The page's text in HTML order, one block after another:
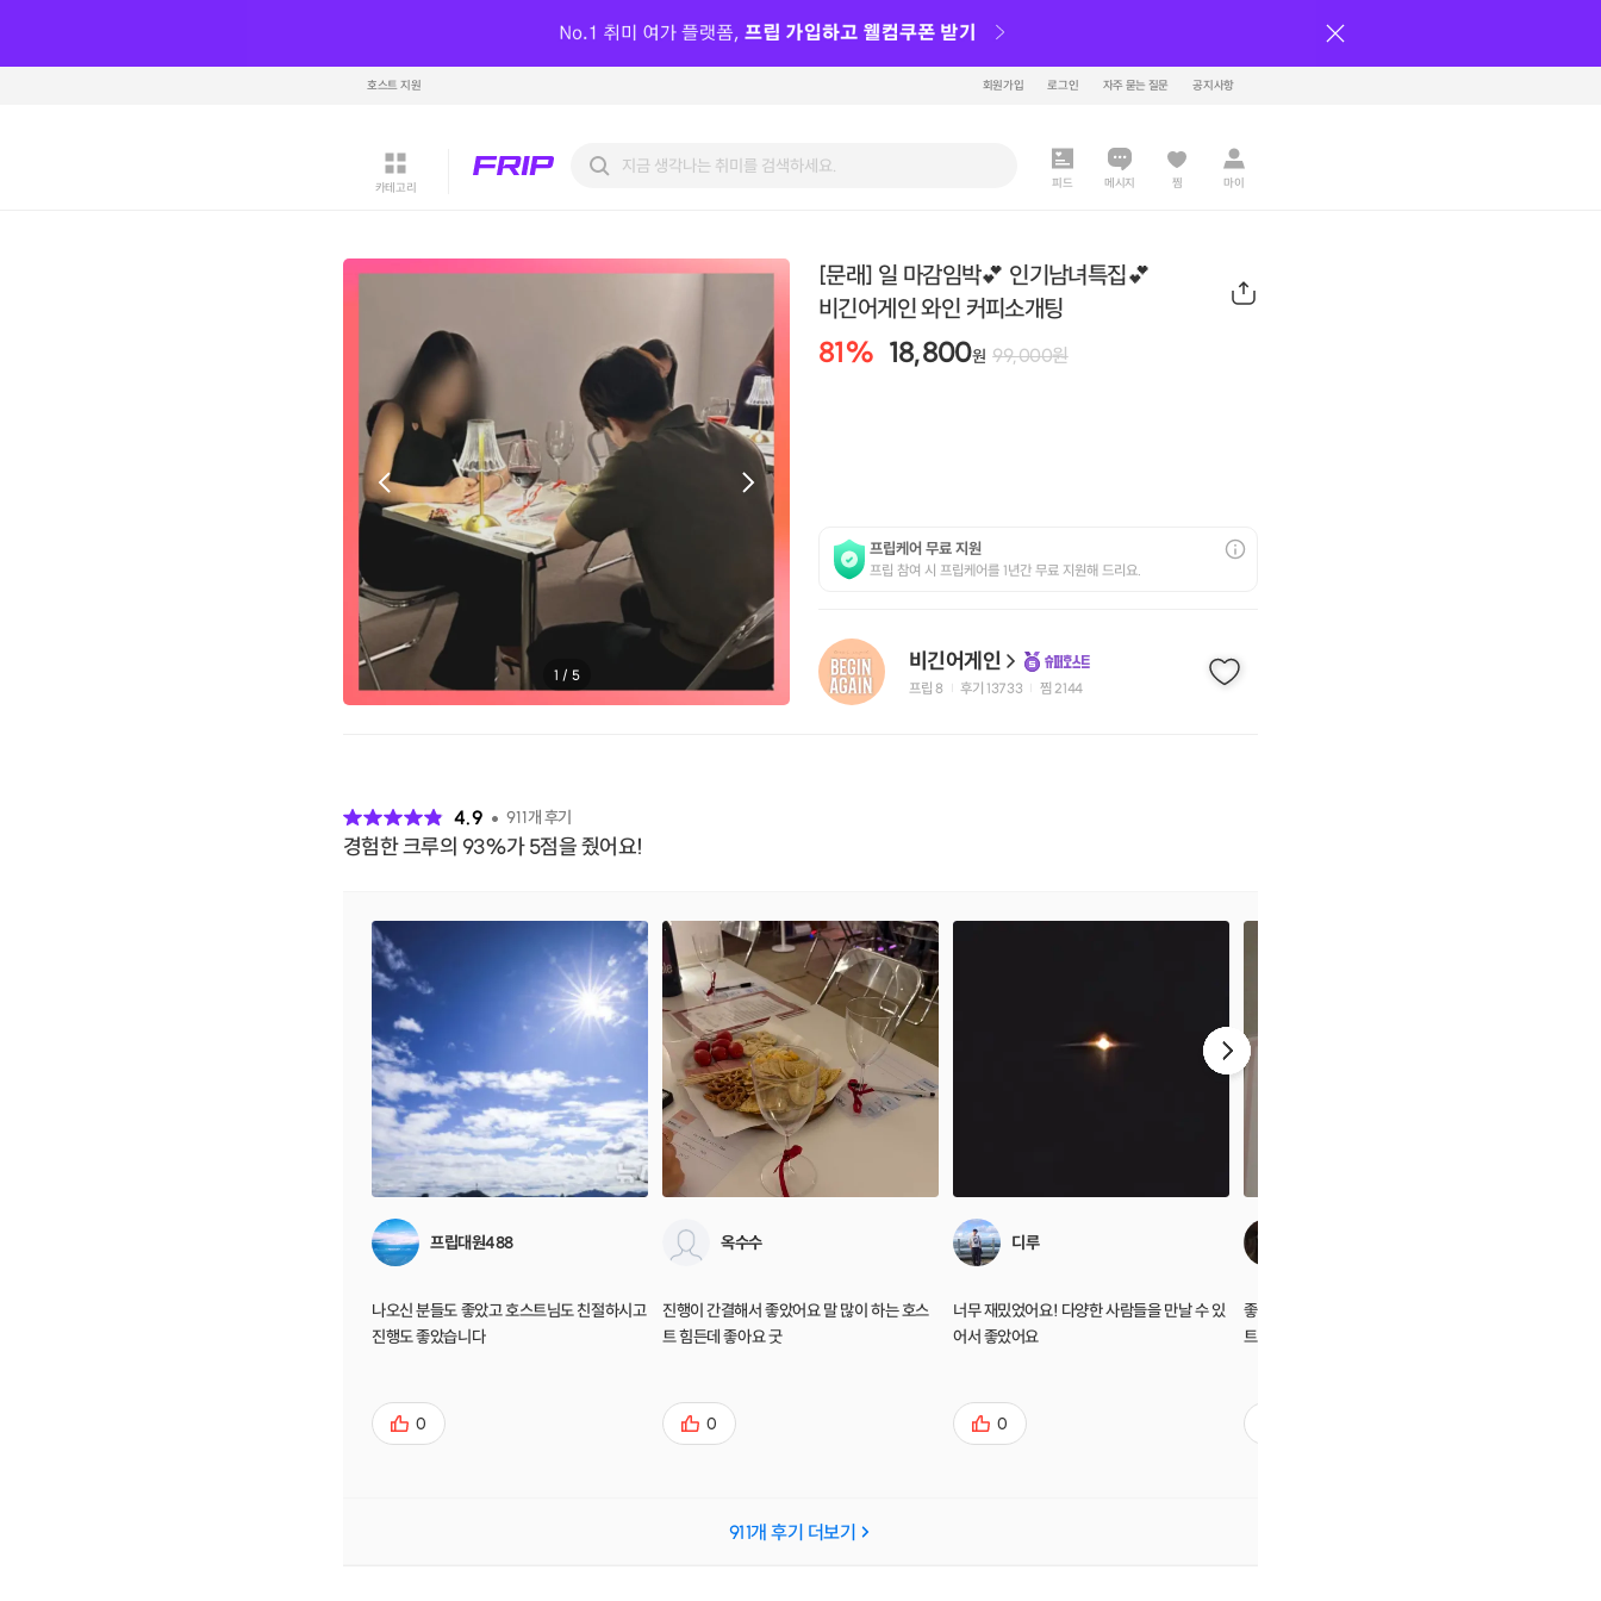
호스트 지원 회원가입 로그인 자주 묻는 질문 공지사항
카테고리 피드 메시지 찜 마이
1 / 5
[문래] 일 마감임박💕 인기남녀특집💕
비긴어게인 와인 커피소개팅
81% 18,800원 99,000원
프립케어 무료 지원
프립 참여 시 프립케어를 1년간 무료 지원해 드리요.
비긴어게인
프립 8 후기 13733 찜 2144
4.9 911개 후기
경험한 크루의 93%가 5점을 줬어요!
프립대원488
나오신 분들도 좋았고 호스트님도 친절하시고
진행도 좋았습니다
0
옥수수
진행이 간결해서 좋았어요 말 많이 하는 호스
트 힘든데 좋아요 굿
0
디루
너무 재밌었어요! 다양한 사람들을 만날 수 있
어서 좋았어요
0
좋은분들 많이 만날 수 있는 기회였어요! 호스
트님도 너무 친절하셨어요!
911개 후기 더보기